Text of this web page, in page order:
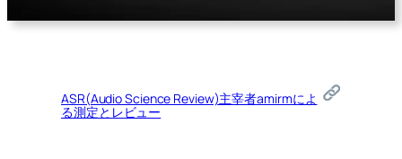
ASR(Audio Science Review)主宰者amirmによ
る測定とレビュー